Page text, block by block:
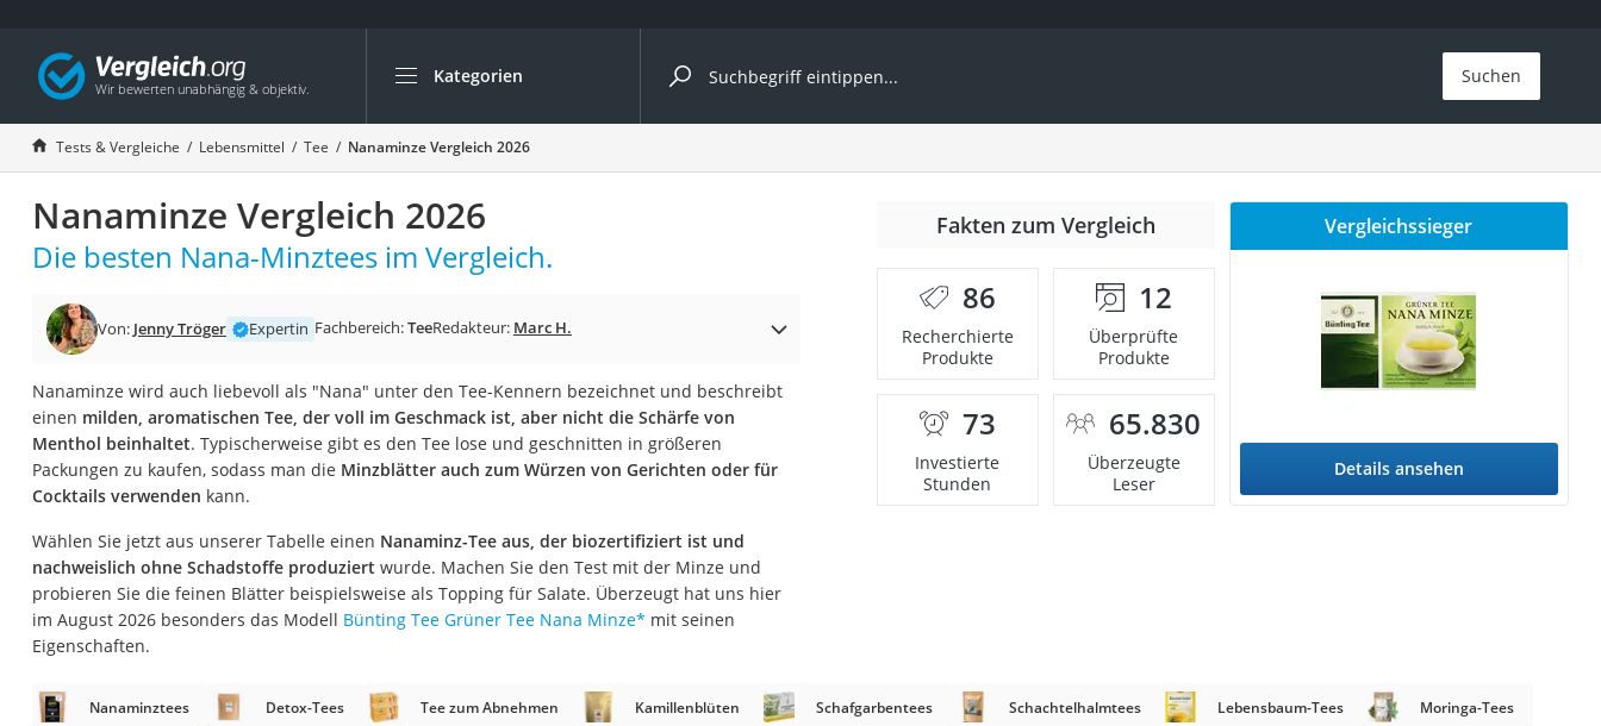
Kategorien
Die beliebtesten Vergleiche nach Kategorie
Lebensmittel
Schwarzkümmelöl
Knäckebrot
Schwarzkümmelöl-Kapseln
Manukahonig
Eiklar
Balsamico-Essig
Schwarzkümmelöl bio
Sardinen
Gemüsebrühe
Eiskaffee-Pulver
Irischer Whiskey
Matcha-Set
Suchen
Tests & Vergleiche Lebensmittel Tee Nanaminze Vergleich 2026
Nanaminze Vergleich 2026
Die besten Nana-Minztees im Vergleich.
Von: Jenny Tröger Expertin Fachbereich:TeeRedakteur: Marc H.
Nanaminze wird auch liebevoll als "Nana" unter den Tee-Kennern bezeichnet und beschreibt
einen milden, aromatischen Tee, der voll im Geschmack ist, aber nicht die Schärfe von
Menthol beinhaltet. Typischerweise gibt es den Tee lose und geschnitten in größeren
Packungen zu kaufen, sodass man die Minzblätter auch zum Würzen von Gerichten oder für
Cocktails verwenden kann.
Wählen Sie jetzt aus unserer Tabelle einen Nanaminz-Tee aus, der biozertifiziert ist und
nachweislich ohne Schadstoffe produziert wurde. Machen Sie den Test mit der Minze und
probieren Sie die feinen Blätter beispielsweise als Topping für Salate. Überzeugt hat uns hier
im August 2026 besonders das Modell Bünting Tee Grüner Tee Nana Minze* mit seinen
Eigenschaften.
Fakten zum Vergleich
86
Recherchierte
Produkte
12
Überprüfte
Produkte
73
Investierte
Stunden
65.830
Überzeugte
Leser
Vergleichssieger
Details ansehen
Nanaminztees Detox-Tees Tee zum Abnehmen Kamillenblüten Schafgarbentees Schachtelhalmtees Lebensbaum-Tees Moringa-Tees